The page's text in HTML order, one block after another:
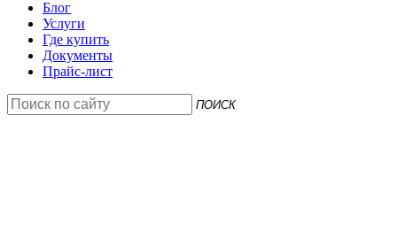
Блог
Услуги
Где купить
Документы
Прайс-лист
ПОИСК